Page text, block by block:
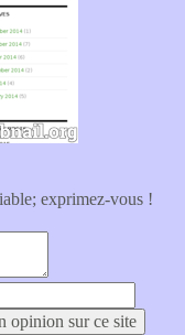
exprimez-vous !